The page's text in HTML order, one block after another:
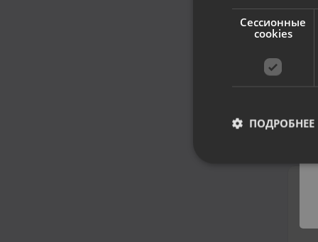
От
Сессионные
cookies
ПОДРОБНЕЕ